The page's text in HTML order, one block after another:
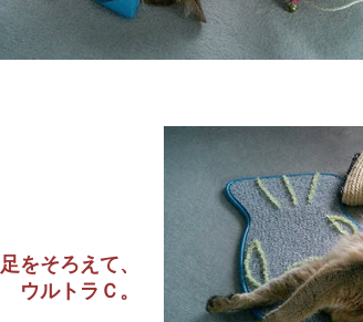
足をそろえて、
ウルトラＣ。